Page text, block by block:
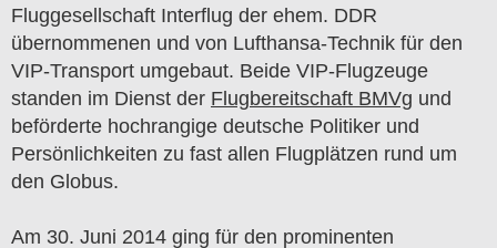
Fluggesellschaft Interflug der ehem. DDR
übernommenen und von Lufthansa-Technik für den
VIP-Transport umgebaut. Beide VIP-Flugzeuge
standen im Dienst der Flugbereitschaft BMVg und
beförderte hochrangige deutsche Politiker und
Persönlichkeiten zu fast allen Flugplätzen rund um
den Globus.
Am 30. Juni 2014 ging für den prominenten